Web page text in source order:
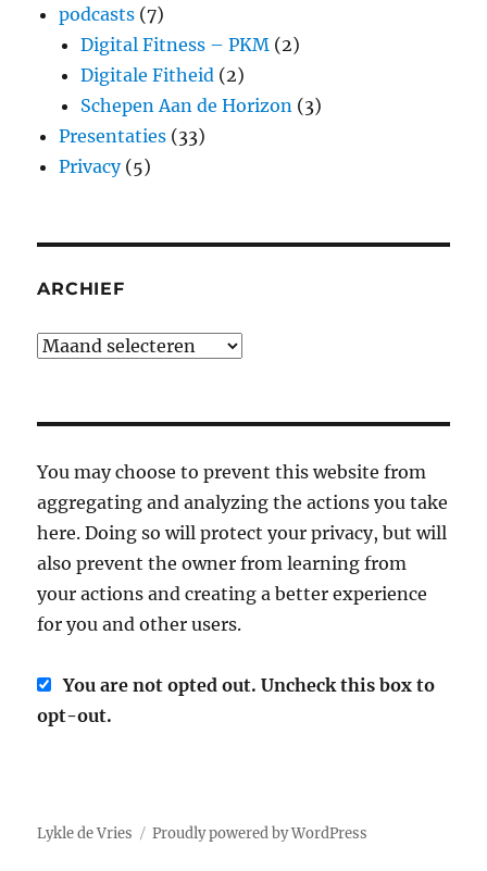
podcasts (7)
Digital Fitness – PKM (2)
Digitale Fitheid (2)
Schepen Aan de Horizon (3)
Presentaties (33)
Privacy(5)
ARCHIEF
Archief
You may choose to prevent this website from
aggregating and analyzing the actions you take
here. Doing so will protect your privacy, but will
also prevent the owner from learning from
your actions and creating a better experience
for you and other users.
You are not opted out. Uncheck this box to
opt-out.
Lykle de Vries Proudly powered by WordPress